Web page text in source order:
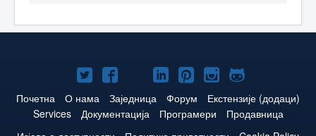
Joomla!
нa
Twitteru
Joomla!
нa
Facebooku
Joomla!
нa
YouTube
Joomla!
нa
LinkedIn
Joomla!
нa
Pinterest
Joomla!
нa
Instagram
Joomla!
нa
GitHub
Почетна О нама Заједница Форум
Екстензије (додаци)
Services
Документација Програмери
Продавница